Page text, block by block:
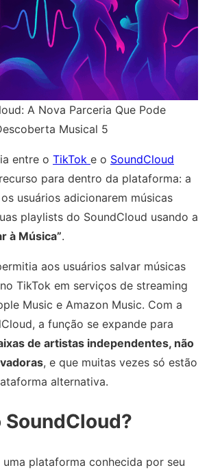
A Nova Parceria Que Pode
Musical 5
entre o TikTok e o SoundCloud
para dentro da plataforma: a
usuários adicionarem músicas
playlists do SoundCloud usando a
à Música”.
aos usuários salvar músicas
TikTok em serviços de streaming
Music e Amazon Music. Com a
a função se expande para
de artistas independentes, não
, e que muitas vezes só estão
alternativa.
SoundCloud?
uma plataforma conhecida por seu